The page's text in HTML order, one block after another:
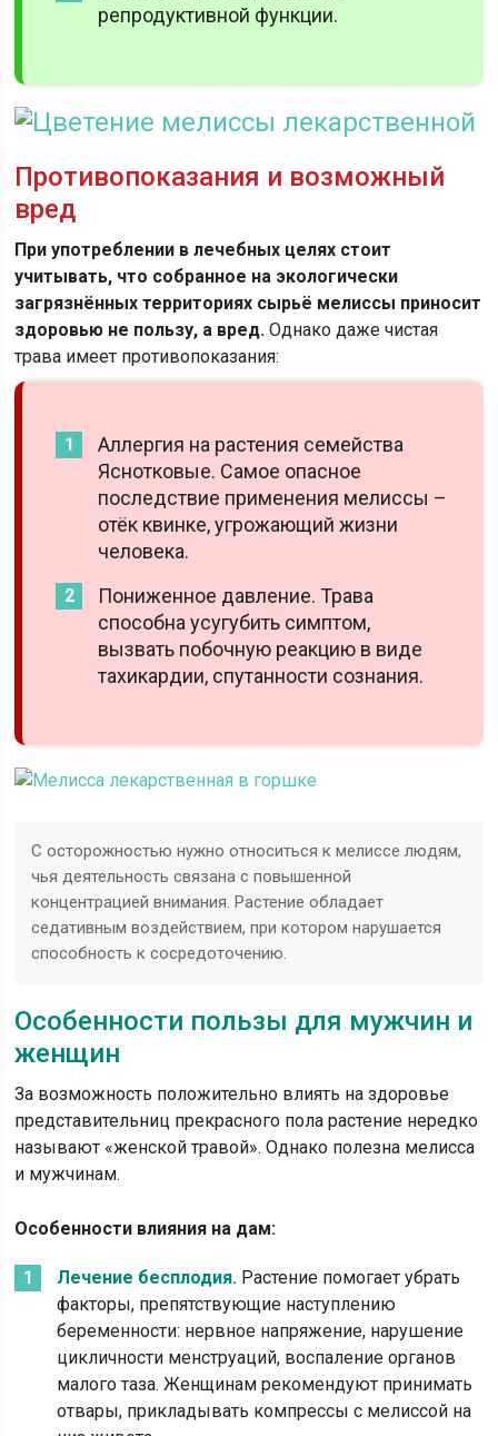
репродуктивной функции.
Противопоказания и возможный
вред
При употреблении в лечебных целях стоит
учитывать, что собранное на экологически
загрязнённых территориях сырьё мелиссы приносит
здоровью не пользу, а вред. Однако даже чистая
трава имеет противопоказания:
Аллергия на растения семейства
Яснотковые. Самое опасное
последствие применения мелиссы –
отёк квинке, угрожающий жизни
человека.
Пониженное давление. Трава
способна усугубить симптом,
вызвать побочную реакцию в виде
тахикардии, спутанности сознания.
С осторожностью нужно относиться к мелиссе людям,
чья деятельность связана с повышенной
концентрацией внимания. Растение обладает
седативным воздействием, при котором нарушается
способность к сосредоточению.
Особенности пользы для мужчин и
женщин
За возможность положительно влиять на здоровье
представительниц прекрасного пола растение нередко
называют «женской травой». Однако полезна мелисса
и мужчинам.
Особенности влияния на дам:
Лечение бесплодия. Растение помогает убрать
факторы, препятствующие наступлению
беременности: нервное напряжение, нарушение
цикличности менструаций, воспаление органов
малого таза. Женщинам рекомендуют принимать
отвары, прикладывать компрессы с мелиссой на